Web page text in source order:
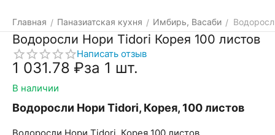
Главная / Паназиатская кухня / Имбирь, Васаби /
Водоросли Нори Tidori Корея 100 листов
Написать отзыв
1 031.78 ₽за 1 шт.
В наличии
Водоросли Нори Tidori, Корея, 100 листов